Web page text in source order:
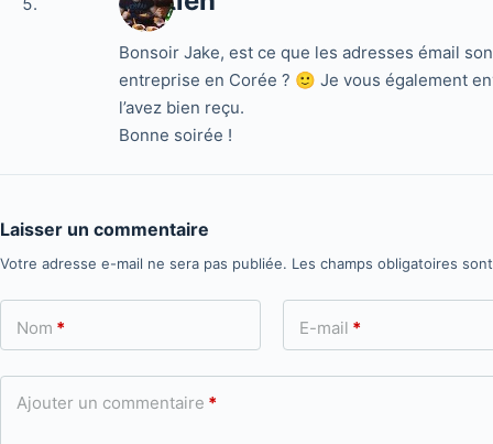
Bonsoir Jake, est ce que les adresses émail
entreprise en Corée ? 🙂 Je vous également
l’avez bien reçu.
Bonne soirée !
Laisser un commentaire
Votre adresse e-mail ne sera pas publiée. Les champs obligatoires
Nom * E-mail *
Ajouter un commentaire *